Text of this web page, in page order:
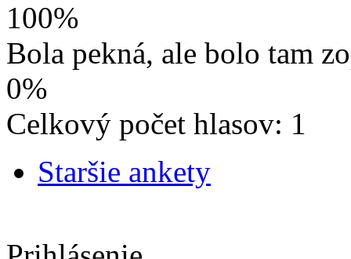
100%
Bola pekná, ale bolo tam
0%
Celkový počet hlasov: 1
Staršie ankety